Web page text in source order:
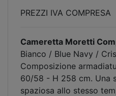
PREZZI IVA COMPRESA
Cameretta Moretti
Bianco / Blue Navy /
Composizione
60/58 - H 258 cm. Una
spaziosa allo stesso